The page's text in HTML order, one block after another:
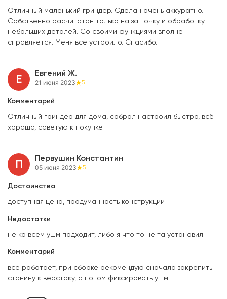
Отличный маленький гриндер. Сделан очень аккуратно.
Собственно расчитатан только на за точку и обработку
небольших деталей. Со своими функциями вполне
справляется. Меня все устроило. Спасибо.
Е
Евгений Ж.
21 июня 2023 5
Комментарий
Отличный гриндер для дома, собрал настроил быстро, всё
хорошо, советую к покупке.
П
Первушин Константин
05 июня 2023 5
Достоинства
доступная цена, продуманность конструкции
Недостатки
не ко всем ушм подходит, либо я что то не та установил
Комментарий
все работает, при сборке рекомендую сначала закрепить
станину к верстаку, а потом фиксировать ушм